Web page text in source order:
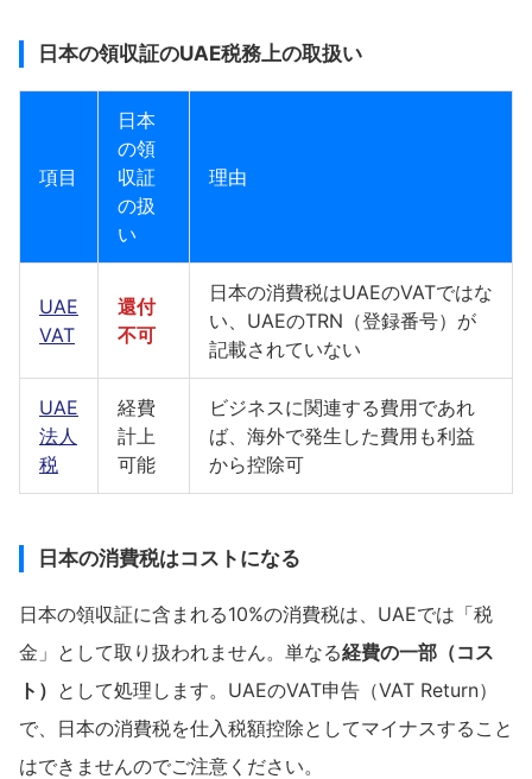
日本の領収証のUAE税務上の取扱い
項目
日本
の領
収証
の扱
い
理由
UAE
VAT
還付
不可
日本の消費税はUAEのVATではな
い、UAEのTRN（登録番号）が
記載されていない
UAE
法人
税
経費
計上
可能
ビジネスに関連する費用であれ
ば、海外で発生した費用も利益
から控除可
日本の消費税はコストになる
日本の領収証に含まれる10%の消費税は、UAEでは「税
金」として取り扱われません。単なる経費の一部（コス
ト） として処理します。UAEのVAT申告（VAT Return）
で、日本の消費税を仕入税額控除としてマイナスすること
はできませんのでご注意ください。